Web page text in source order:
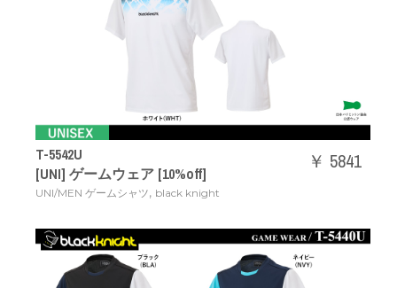
T-5542U
[UNI] ゲームウェア [10%off]
UNI/MEN ゲームシャツ, black knight
￥ 5841